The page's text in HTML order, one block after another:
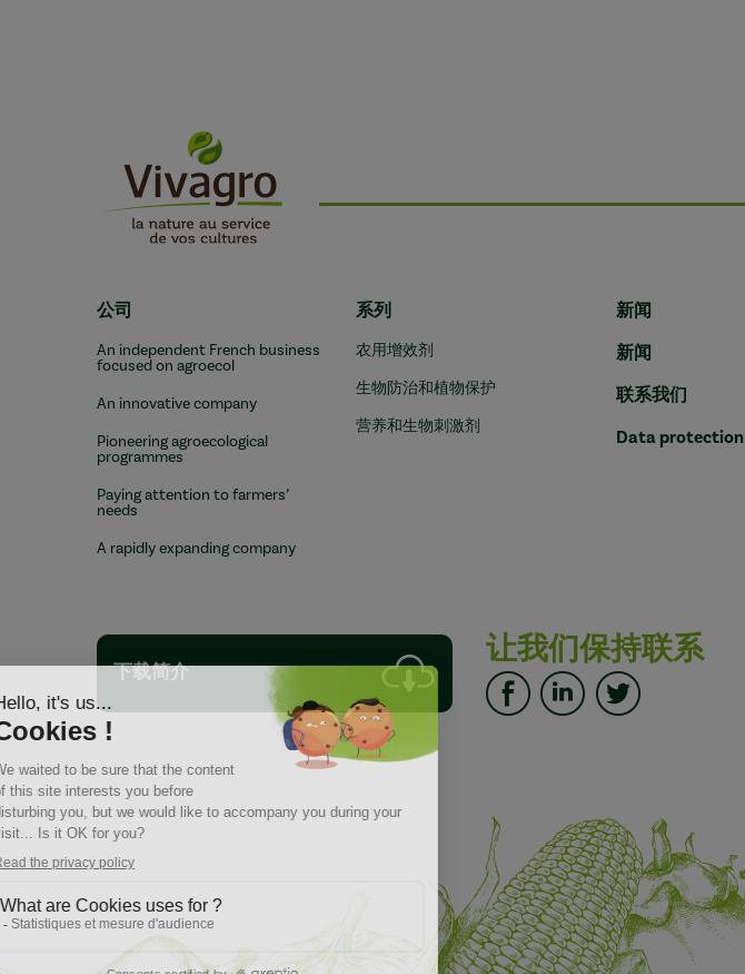
公司
An independent French business
focused on agroecol
An innovative company
Pioneering agroecological
programmes
Paying attention to farmers’
needs
A rapidly expanding company
系列
农用增效剂
生物防治和植物保护
营养和生物刺激剂
新闻
新闻
联系我们
Data protection
下载简介
让我们保持联系